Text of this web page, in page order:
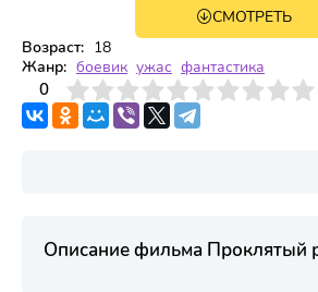
СМОТРЕТЬ
Возраст: 18
Жанр: боевик ужас фантастика
0
4 6 7 8 9 10
Описание фильма Проклятый